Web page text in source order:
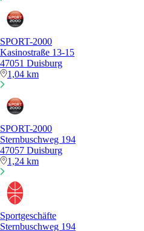
SPORT-2000
Kasinostraße 13-15
47051 Duisburg
1,04 km
SPORT-2000
Sternbuschweg 194
47057 Duisburg
1,24 km
Sportgeschäfte
Sternbuschweg 194